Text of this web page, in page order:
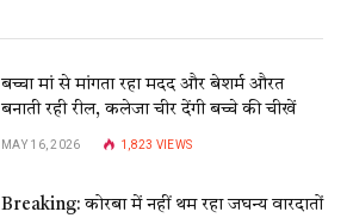
बच्चा मां से मांगता रहा मदद और बेशर्म औरत
बनाती रही रील, कलेजा चीर देंगी बच्चे की चीखें
MAY 16, 2026 1,823 VIEWS
Breaking: कोरबा में नहीं थम रहा जघन्य वारदातों